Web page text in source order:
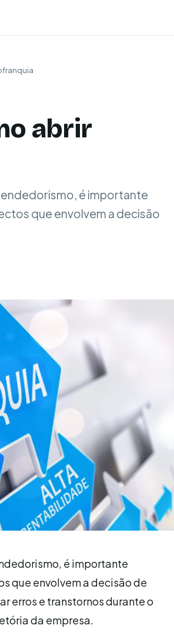
abrir
é importante
que envolvem a decisão
é importante
que envolvem a decisão de
erros e transtornos durante o
da empresa.